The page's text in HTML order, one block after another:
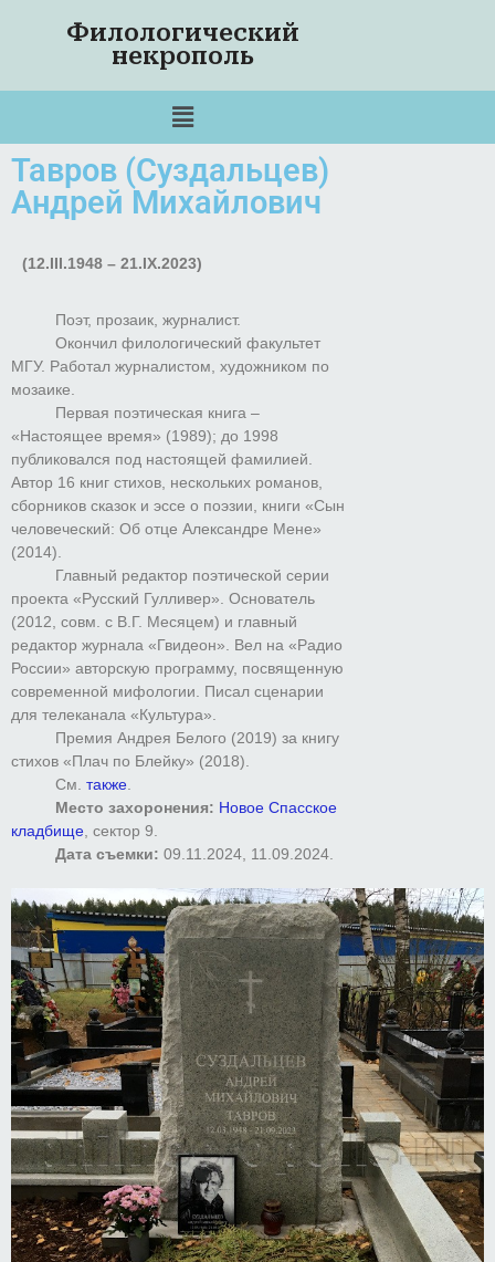
Филологический
некрополь
Тавров (Суздальцев)
Андрей Михайлович
(12.III.1948 – 21.IX.2023)
Поэт, прозаик, журналист.
Окончил филологический факультет
МГУ. Работал журналистом, художником по
мозаике.
Первая поэтическая книга –
«Настоящее время» (1989); до 1998
публиковался под настоящей фамилией.
Автор 16 книг стихов, нескольких романов,
сборников сказок и эссе о поэзии, книги «Сын
человеческий: Об отце Александре Мене»
(2014).
Главный редактор поэтической серии
проекта «Русский Гулливер». Основатель
(2012, совм. с В.Г. Месяцем) и главный
редактор журнала «Гвидеон». Вел на «Радио
России» авторскую программу, посвященную
современной мифологии. Писал сценарии
для телеканала «Культура».
Премия Андрея Белого (2019) за книгу
стихов «Плач по Блейку» (2018).
См. также.
Место захоронения: Новое Спасское
кладбище, сектор 9.
Дата съемки: 09.11.2024, 11.09.2024.